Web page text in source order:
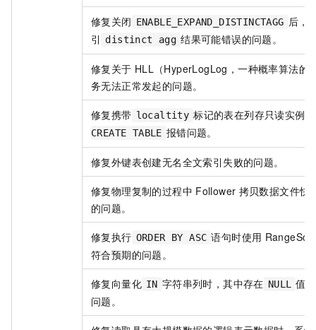
修复关闭 ENABLE_EXPAND_DISTINCTAGG 后，
引
distinct agg 结果可能错误的问题。
修复关于 HLL（HyperLogLog，一种概率算法的
务无法正常发起的问题。
修复携带 localtity 标记的表在列存只读实例
CREATE TABLE 报错问题。
修复外键表创建无名全文索引失败的问题。
修复物理复制的过程中 Follower 拷贝数据文件快
的问题。
修复执行 ORDER BY ASC 语句时使用
符合预期的问题。
修复向量化 IN 字符串列时，其中存在 NULL 值
问题。